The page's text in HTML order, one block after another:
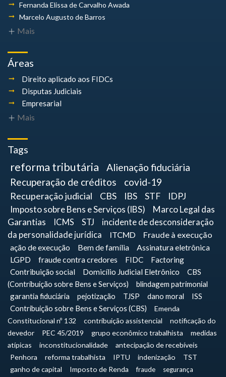
Fernanda Elissa de Carvalho Awada
Marcelo Augusto de Barros
Mais
Áreas
Direito aplicado aos FIDCs
Disputas Judiciais
Empresarial
Mais
Tags
reforma tributária
Alienação fiduciária
Recuperação de créditos
covid-19
Recuperação judicial CBS IBS STF
IDPJ
Imposto sobre Bens e Serviços (IBS)
Marco Legal das
Garantias
ICMS STJ
incidente de desconsideração
da personalidade jurídica
ITCMD
Fraude à execução
ação de execução
Bem de família
Assinatura eletrônica
LGPD
fraude contra credores FIDC
Factoring
Contribuição social
Domicílio Judicial Eletrônico
CBS
(Contribuição sobre Bens e Serviços)
blindagem patrimonial
garantia fiduciária
pejotização TJSP dano moral
ISS
Contribuição sobre Bens e Serviços (CBS)
Emenda
Constitucional nº 132
contribuição assistencial
notificação do
devedor
PEC 45/2019 grupo econômico trabalhista
medidas
atípicas
inconstitucionalidade
antecipação de recebíveis
Penhora
reforma trabalhista IPTU indenização
TST
ganho de capital
Imposto de Renda fraude
segurança